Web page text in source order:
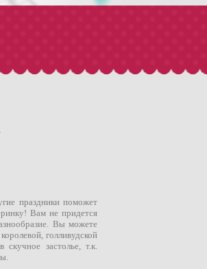
праздники поможет
Вам не придется
Вы можете
голливудской
скучное застолье, т.к.